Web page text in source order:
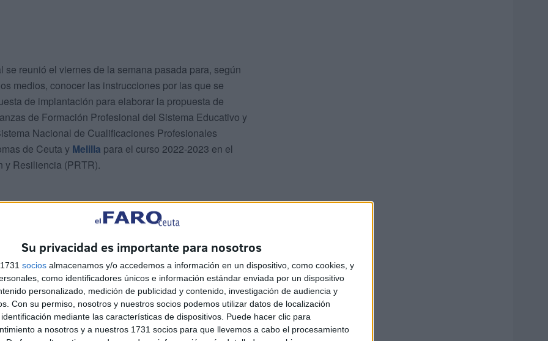
Su privacidad es importante para nosotros
socios almacenamos y/o accedemos a información en un dispositivo, como cookies, y
como identificadores únicos e información estándar enviada por un dispositivo
personalizado, medición de publicidad y contenido, investigación de audiencia y
Con su permiso, nosotros y nuestros socios podemos utilizar datos de localización
mediante las características de dispositivos. Puede hacer clic para
a nosotros y a nuestros 1731 socios para que llevemos a cabo el procesamiento
reunió el viernes de la semana pasada para, según
medios, conocer las instrucciones por las que se
de implantación para elaborar la propuesta de
de Formación Profesional del Sistema Educativo y
Nacional de Cualificaciones Profesionales
de Ceuta y Melilla para el curso 2022-2023 en el
y Resiliencia (PRTR).
actual de los estudios de Formación
Profesional y Ciclo Formativo: oferta y demanda
titulados por promoción; sesgo de género e
de Formación en Centros de Trabajo”.